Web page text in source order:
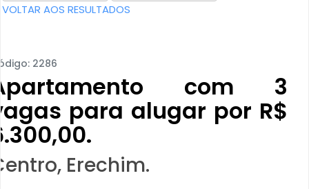
VOLTAR AOS RESULTADOS
2286
com 3
para alugar por R$
Erechim.